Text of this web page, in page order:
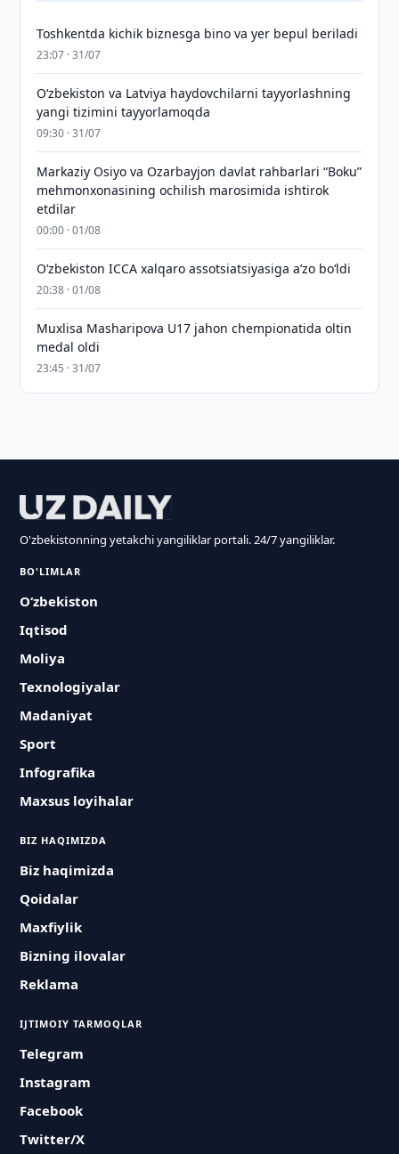
Toshkentda kichik biznesga bino va yer bepul beriladi
23:07 · 31/07
Oʻzbekiston va Latviya haydovchilarni tayyorlashning
yangi tizimini tayyorlamoqda
09:30 · 31/07
Markaziy Osiyo va Ozarbayjon davlat rahbarlari “Boku”
mehmonxonasining ochilish marosimida ishtirok
etdilar
00:00 · 01/08
O‘zbekiston ICCA xalqaro assotsiatsiyasiga aʼzo bo‘ldi
20:38 · 01/08
Muxlisa Masharipova U17 jahon chempionatida oltin
medal oldi
23:45 · 31/07
O'zbekistonning yetakchi yangiliklar portali. 24/7 yangiliklar.
BO'LIMLAR
O‘zbekiston
Iqtisod
Moliya
Texnologiyalar
Madaniyat
Sport
Infografika
Maxsus loyihalar
BIZ HAQIMIZDA
Biz haqimizda
Qoidalar
Maxfiylik
Bizning ilovalar
Reklama
IJTIMOIY TARMOQLAR
Telegram
Instagram
Facebook
Twitter/X